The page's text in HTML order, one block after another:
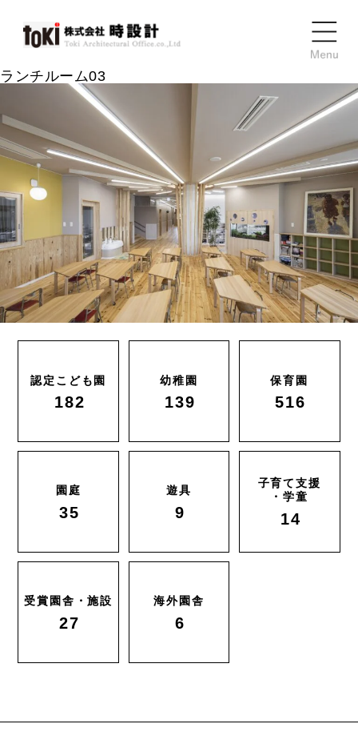
ランチルーム03
認定こども園
182
幼稚園
139
保育園
516
園庭
35
遊具
9
子育て支援
・学童
14
受賞園舎・施設
27
海外園舎
6